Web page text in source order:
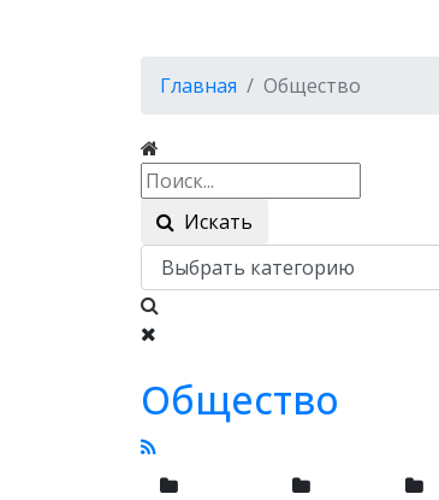
Главная Общество
Искать
Общество